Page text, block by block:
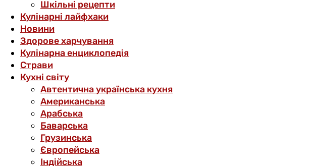
Шкільні рецепти
Кулінарні лайфхаки
Новини
Здорове харчування
Кулінарна енциклопедія
Страви
Кухні світу
Автентична українська кухня
Американська
Арабська
Баварська
Грузинська
Європейська
Індійська